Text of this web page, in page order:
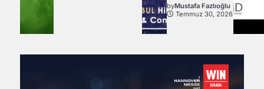
byMustafa Fazlıoğlu
Temmuz 30, 2026